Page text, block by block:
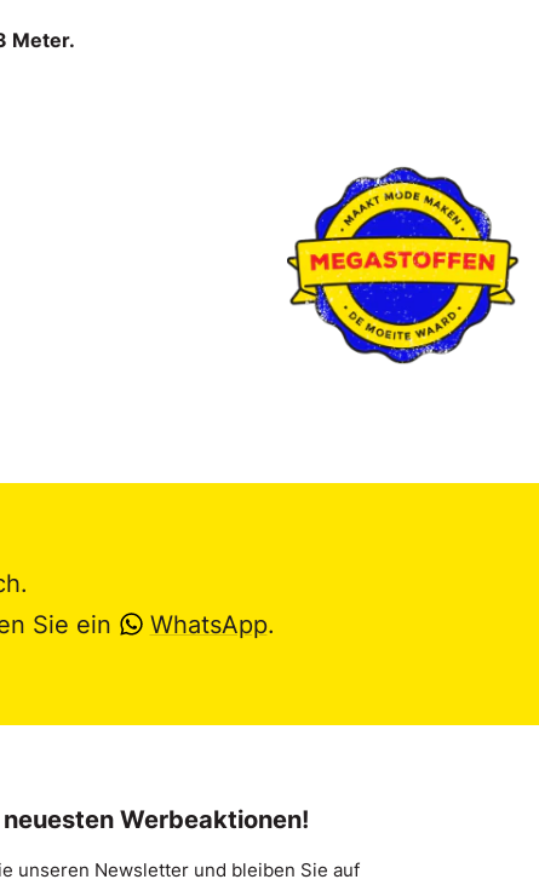
Meter.
Sie ein WhatsApp.
Werbeaktionen!
unseren Newsletter und bleiben Sie auf